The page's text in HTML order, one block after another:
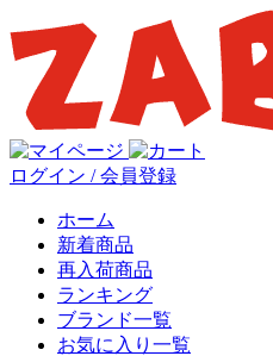
ログイン / 会員登録
ホーム
新着商品
再入荷商品
ランキング
ブランド一覧
お気に入り一覧